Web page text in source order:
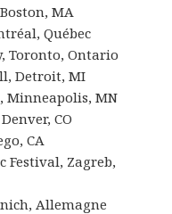
MA
Québec
Toronto, Ontario
Detroit, MI
Minneapolis, MN
CO
CA
Festival, Zagreb,
Allemagne